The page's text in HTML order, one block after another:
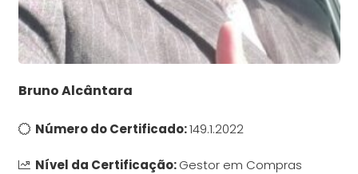
Bruno Alcântara
Número do Certificado:149.1.2022
Nível da Certificação:Gestor em Compras